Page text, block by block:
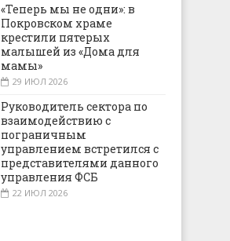
«Теперь мы не одни»: в
Покровском храме
крестили пятерых
малышей из «Дома для
мамы»
29 ИЮЛ 2026
Руководитель сектора по
взаимодействию с
пограничным
управлением встретился с
представителями данного
управления ФСБ
22 ИЮЛ 2026